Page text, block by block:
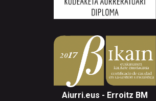
Aiurri.eus - Erroitz BM